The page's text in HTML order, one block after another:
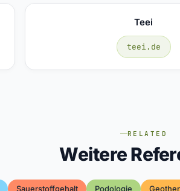
Teei
teei.de
RELATED
Weitere
Sauerstoffgehalt Podologie